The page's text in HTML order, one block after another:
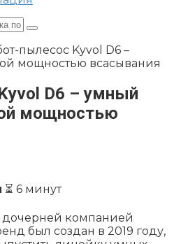
пылесос Kyvol D6 –
мощностью всасывания
D6 – умный
мощностью
⏳ 6 минут
дочерней компанией
был создан в 2019 году,